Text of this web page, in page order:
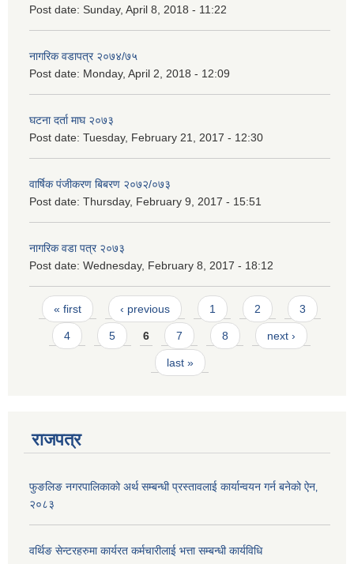
Post date: Sunday, April 8, 2018 - 11:22
नागरिक वडापत्र २०७४/७५
Post date: Monday, April 2, 2018 - 12:09
घटना दर्ता माघ २०७३
Post date: Tuesday, February 21, 2017 - 12:30
वार्षिक पंजीकरण बिबरण २०७२/०७३
Post date: Thursday, February 9, 2017 - 15:51
नागरिक वडा पत्र २०७३
Post date: Wednesday, February 8, 2017 - 18:12
Pages
« first ‹ previous 1 2 3
4 5 6 7 8 next ›
last »
राजपत्र
फुङलिङ नगरपालिकाको अर्थ सम्बन्धी प्रस्तावलाई कार्यान्वयन गर्न बनेको ऐन‚
२०८३
वर्थिङ सेन्टरहरुमा कार्यरत कर्मचारीलाई भत्ता सम्बन्धी कार्यविधि